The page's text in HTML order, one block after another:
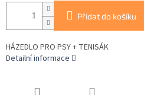
Přidat do košíku
HÁZEDLO PRO PSY + TENISÁK
Detailní informace